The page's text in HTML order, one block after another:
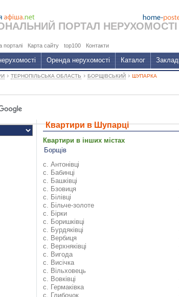
ПОРТАЛ НЕРУХОМОСТІ
порталі Карта сайту top100 Контакти
Оренда нерухомості Каталог
› ТЕРНОПІЛЬСЬКА ОБЛАСТЬ › БОРЩІВСЬКИЙ › ШУПАРКА
Квартири в Шупарці
Квартири в інших містах
Борщів
с. Антонівці
с. Бабинці
с. Башківці
с. Бзовиця
с. Білівці
с. Більче-золоте
с. Бірки
с. Боришківці
с. Бурдяківці
с. Вербиця
с. Верхняківці
с. Вигода
с. Висічка
с. Вільховець
с. Вовківці
с. Гермаківка
с. Глибочок